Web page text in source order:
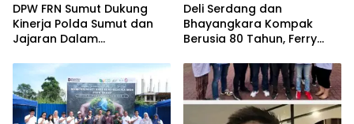
DPW FRN Sumut Dukung
Kinerja Polda Sumut dan
Jajaran Dalam
Masyarakat
Deli Serdang dan
Bhayangkara Kompak
Berusia 80 Tahun, Ferry
Bupati